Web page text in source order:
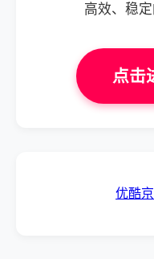
高效、稳
点击
优酷